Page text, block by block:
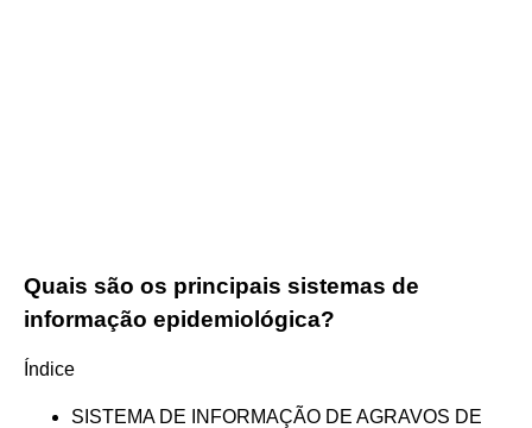
Quais são os principais sistemas de
informação epidemiológica?
Índice
SISTEMA DE INFORMAÇÃO DE AGRAVOS DE